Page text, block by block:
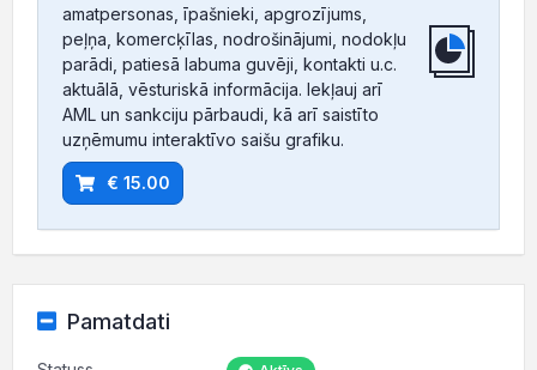
amatpersonas, īpašnieki, apgrozījums,
peļņa, komercķīlas, nodrošinājumi, nodokļu
parādi, patiesā labuma guvēji, kontakti u.c.
aktuālā, vēsturiskā informācija. Iekļauj arī
AML un sankciju pārbaudi, kā arī saistīto
uzņēmumu interaktīvo saišu grafiku.
€ 15.00
Pamatdati